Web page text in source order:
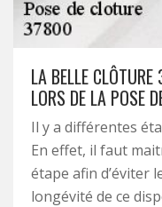
LA BELLE CLÔTURE
LORS DE LA POSE
Il y a différentes
En effet, il faut
étape afin d’éviter
longévité de ce